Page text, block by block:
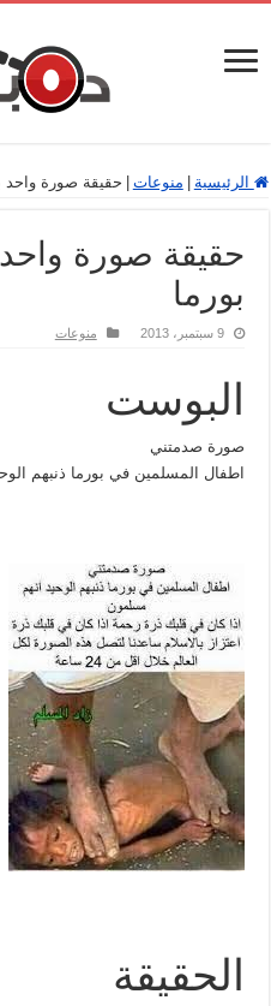
الرئيسية منوعات حقيقة صورة
حقيقة صورة
بورما
9 سبتمبر، 2013 منوعات
البوست
صورة صدمتني
اطفال المسلمين في بورما ذنبهم
الحقيقة